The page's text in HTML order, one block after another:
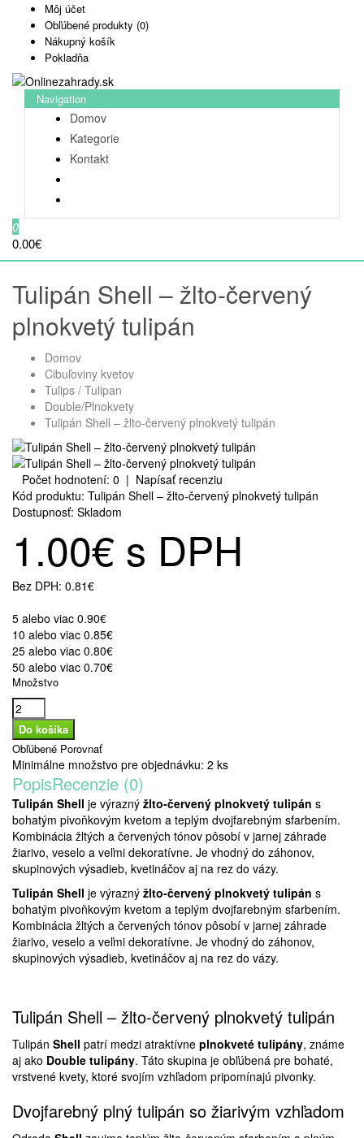
Môj účet
Obľúbené produkty (0)
Nákupný košík
Pokladňa
Navigation
Domov
Kategorie
Kontakt
0
0.00€
Tulipán Shell – žlto-červený
plnokvetý tulipán
Domov
Cibuľoviny kvetov
Tulips / Tulipan
Double/Plnokvety
Tulipán Shell – žlto-červený plnokvetý tulipán
Počet hodnotení: 0 | Napísať recenziu
Kód produktu: Tulipán Shell – žlto-červený plnokvetý tulipán
Dostupnosť: Skladom
1.00€ s DPH
Bez DPH: 0.81€
5 alebo viac 0.90€
10 alebo viac 0.85€
25 alebo viac 0.80€
50 alebo viac 0.70€
Množstvo
Obľúbené Porovnať
Minimálne množstvo pre objednávku: 2 ks
PopisRecenzie (0)
Tulipán Shell je výrazný žlto-červený plnokvetý tulipán s
bohatým pivoňkovým kvetom a teplým dvojfarebným sfarbením.
Kombinácia žltých a červených tónov pôsobí v jarnej záhrade
žiarivo, veselo a veľmi dekoratívne. Je vhodný do záhonov,
skupinových výsadieb, kvetináčov aj na rez do vázy.
Tulipán Shell je výrazný žlto-červený plnokvetý tulipán s
bohatým pivoňkovým kvetom a teplým dvojfarebným sfarbením.
Kombinácia žltých a červených tónov pôsobí v jarnej záhrade
žiarivo, veselo a veľmi dekoratívne. Je vhodný do záhonov,
skupinových výsadieb, kvetináčov aj na rez do vázy.
Tulipán Shell – žlto-červený plnokvetý tulipán
Tulipán Shell patrí medzi atraktívne plnokveté tulipány, známe
aj ako Double tulipány. Táto skupina je obľúbená pre bohaté,
vrstvené kvety, ktoré svojím vzhľadom pripomínajú pivonky.
Dvojfarebný plný tulipán so žiarivým vzhľadom